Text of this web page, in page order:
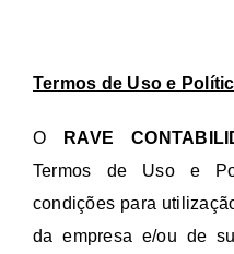
Termos de Uso e
O RAVE
Termos de Uso e
condições para
da empresa e/ou de